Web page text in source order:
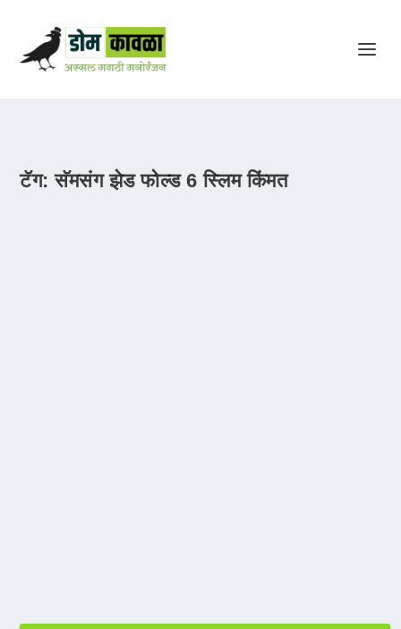
टॅग:सॅमसंग झेड फोल्ड 6 स्लिम किंमत